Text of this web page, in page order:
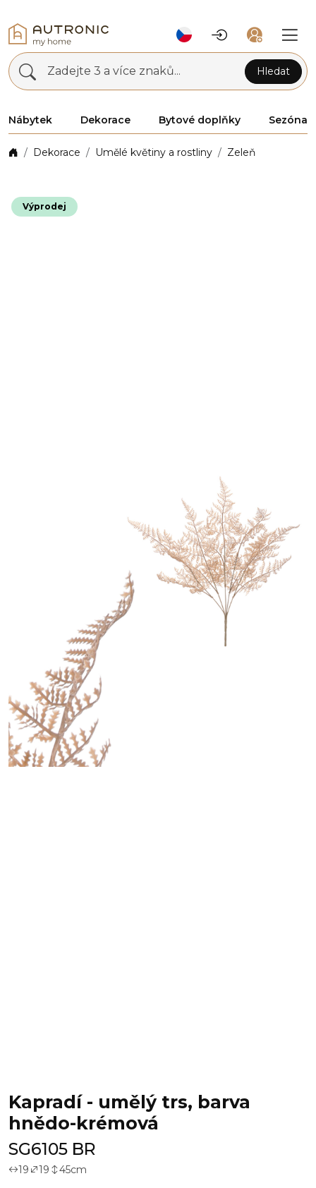
Zadejte 3 a více znaků... Hledat
Nábytek Dekorace Bytové doplňky Sezóna
Dekorace Umělé květiny a rostliny Zeleň
Výprodej
Kapradí - umělý trs, barva
hnědo-krémová
SG6105 BR
19 19 45cm